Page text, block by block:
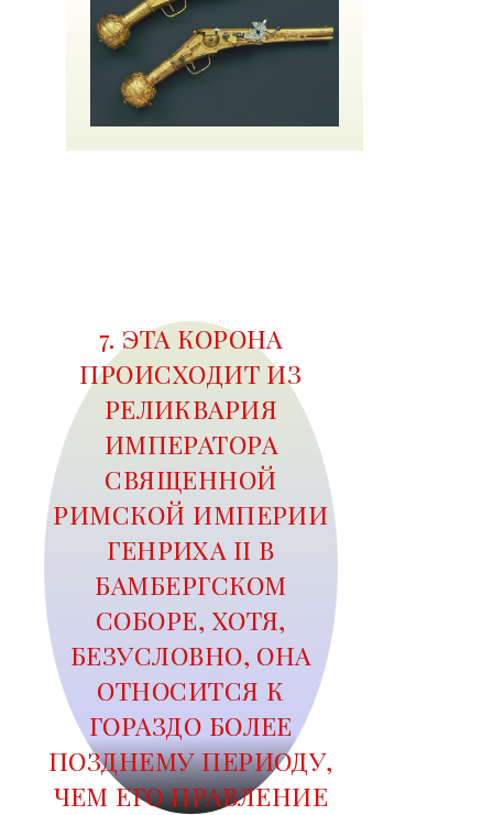
7. ЭТА КОРОНА
ПРОИСХОДИТ ИЗ
РЕЛИКВАРИЯ
ИМПЕРАТОРА
СВЯЩЕННОЙ
РИМСКОЙ ИМПЕРИИ
ГЕНРИХА II В
БАМБЕРГСКОМ
СОБОРЕ, ХОТЯ,
БЕЗУСЛОВНО, ОНА
ОТНОСИТСЯ К
ГОРАЗДО БОЛЕЕ
ПОЗДНЕМУ ПЕРИОДУ,
ЧЕМ ЕГО ПРАВЛЕНИЕ